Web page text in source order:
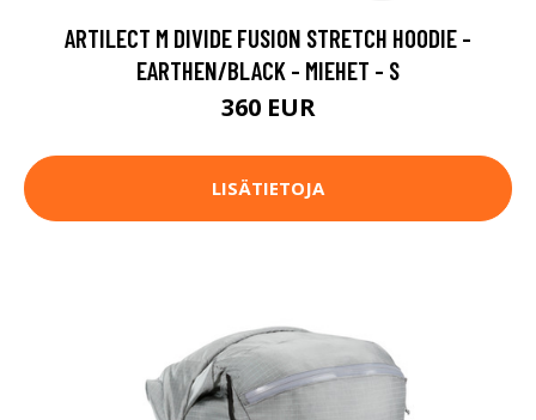
ARTILECT M DIVIDE FUSION STRETCH HOODIE -
EARTHEN/BLACK - MIEHET - S
360 EUR
LISÄTIETOJA